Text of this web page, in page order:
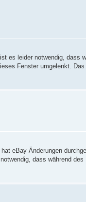
es leider notwendig, dass
Fenster umgelenkt.
eBay Änderungen
dass während